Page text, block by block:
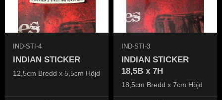
INDIAN STICKER
12,5cm Bredd x 5,5cm Höjd
IND-STI-4
INDIAN STICKER
18,5B x 7H
18,5cm Bredd x 7cm Höjd
IND-STI-3